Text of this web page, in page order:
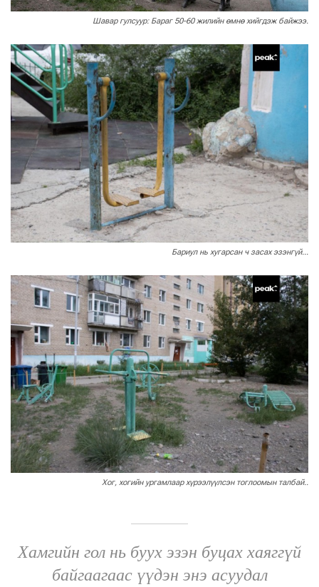
Шавар гулсуур: Бараг 50-60 жилийн өмнө хийгдэж байжээ.
Бариул нь хугарсан ч засах эзэнгүй...
Хог, хогийн ургамлаар хүрээлүүлсэн тоглоомын талбай..
Хамгийн гол нь буух эзэн буцах хаяггүй
байгаагаас үүдэн энэ асуудал